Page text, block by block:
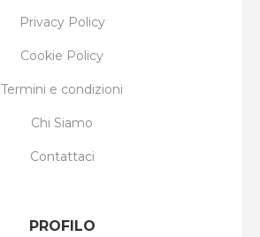
Privacy Policy
Cookie Policy
Termini e condizioni
Chi Siamo
Contattaci
PROFILO